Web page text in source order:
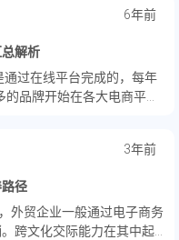
6年前
解析
过在线平台完成的，每年
品牌开始在各大电商平台
3年前
径
外贸企业一般通过电子商务
跨文化交际能力在其中起